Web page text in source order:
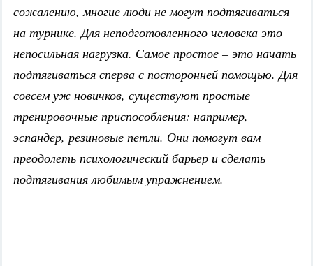
сожалению, многие люди не могут подтягиваться
на турнике. Для неподготовленного человека это
непосильная нагрузка. Самое простое – это начать
подтягиваться сперва с посторонней помощью. Для
совсем уж новичков, существуют простые
тренировочные приспособления: например,
эспандер, резиновые петли. Они помогут вам
преодолеть психологический барьер и сделать
подтягивания любимым упражнением.